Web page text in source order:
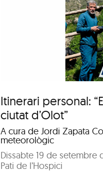
Itinerari personal:
ciutat d’Olot”
A cura de Jordi Zapata
meteorològic
Dissabte 19 de setembre
Pati de l’Hospici